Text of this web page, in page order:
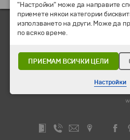
"Настройки" може да направите
приемете някои категории
използването на други. Може да
по всяко време.
ПРИЕМАМ ВСИЧКИ ЦЕЛИ
Настройки